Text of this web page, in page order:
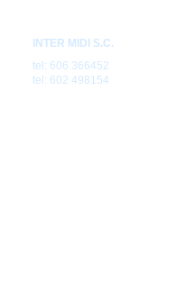
INTER MIDI S.C.
tel: 606 366452
tel: 602 498154